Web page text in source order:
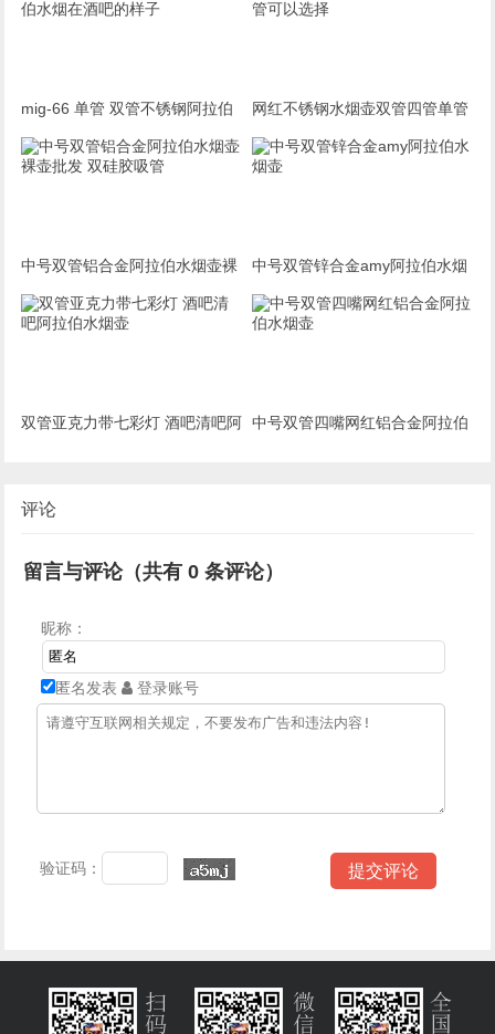
mig-66 单管 双管不锈钢阿拉伯
水烟在酒吧的样子
网红不锈钢水烟壶双管四管单管
可以选择
中号双管铝合金阿拉伯水烟壶裸
壶批发 双硅胶吸管
中号双管锌合金amy阿拉伯水烟
壶
双管亚克力带七彩灯 酒吧清吧阿 中号双管四嘴网红铝合金阿拉伯
评论
留言与评论（共有0 条评论）
昵称：
匿名发表 登录账号
验证码：